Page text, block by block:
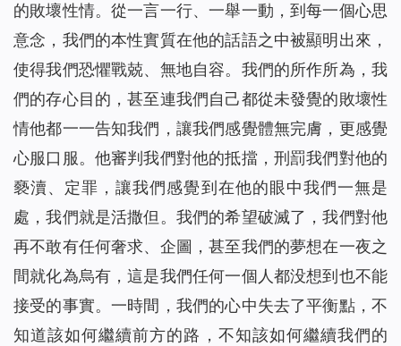
的敗壞性情。從一言一行、一舉一動，到每一個心思
意念，我們的本性實質在他的話語之中被顯明出來，
使得我們恐懼戰兢、無地自容。我們的所作所為，我
們的存心目的，甚至連我們自己都從未發覺的敗壞性
情他都一一告知我們，讓我們感覺體無完膚，更感覺
心服口服。他審判我們對他的抵擋，刑罰我們對他的
褻瀆、定罪，讓我們感覺到在他的眼中我們一無是
處，我們就是活撒但。我們的希望破滅了，我們對他
再不敢有任何奢求、企圖，甚至我們的夢想在一夜之
間就化為烏有，這是我們任何一個人都没想到也不能
接受的事實。一時間，我們的心中失去了平衡點，不
知道該如何繼續前方的路，不知該如何繼續我們的